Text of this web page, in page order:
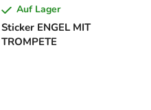
Sticker ENGEL MIT
TROMPETE
Auf Lager